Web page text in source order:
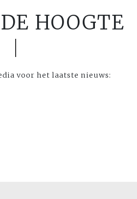
HOOGTE
voor het laatste nieuws: